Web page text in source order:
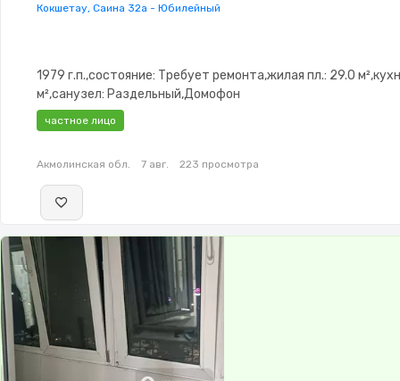
Кокшетау, Саина 32а - Юбилейный
1979 г.п.,состояние: Требует ремонта,жилая пл.: 29.0
м²,санузел: Раздельный,Домофон
частное лицо
Акмолинская обл. 7 авг. 223 просмотра